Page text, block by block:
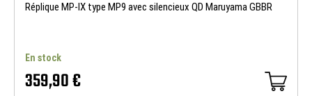
Réplique MP-IX type MP9 avec silencieux QD Maruyama GBBR
En stock
359,90 €